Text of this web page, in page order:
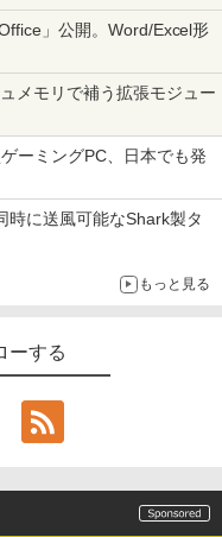
」公開。Word/Excel形
メモリで補う拡張モジュー
ーミングPC、日本でも発
時に送風可能なShark製タ
もっと見る
ーする